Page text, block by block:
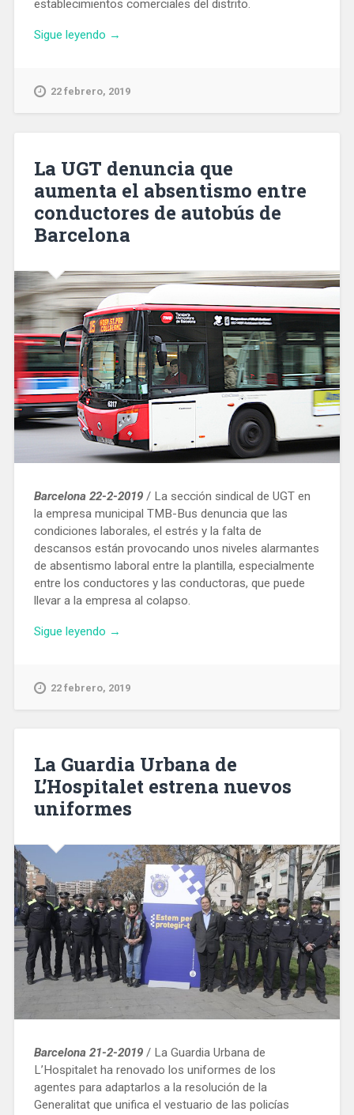
establecimientos comerciales del distrito.
Sigue leyendo «Ingresan
dos
seis
robos
violentos
Barcelona»
→
22 febrero, 2019
La UGT denuncia que
aumenta el absentismo entre
conductores de autobús de
Barcelona
Barcelona 22-2-2019/ La sección sindical de UGT en
la empresa municipal TMB-Bus denuncia que las
condiciones laborales, el estrés y la falta de
descansos están provocando unos niveles alarmantes
de absentismo laboral entre la plantilla, especialmente
entre los conductores y las conductoras, que puede
llevar a la empresa al colapso.
Sigue leyendo «La
que
conductores
de
autobús
→
22 febrero, 2019
La Guardia Urbana de
L’Hospitalet estrena nuevos
uniformes
Barcelona 21-2-2019/ La Guardia Urbana de
L’Hospitalet ha renovado los uniformes de los
agentes para adaptarlos a la resolución de la
Generalitat que unifica el vestuario de las policías